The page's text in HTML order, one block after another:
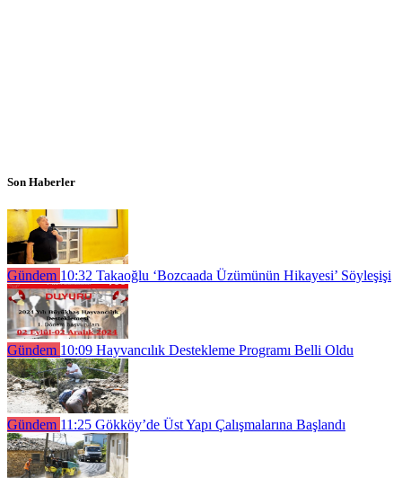
Son Haberler
Gündem 10:32 Takaoğlu ‘Bozcaada Üzümünün Hikayesi’ Söyleşişi
Gündem 10:09 Hayvancılık Destekleme Programı Belli Oldu
Gündem 11:25 Gökköy’de Üst Yapı Çalışmalarına Başlandı